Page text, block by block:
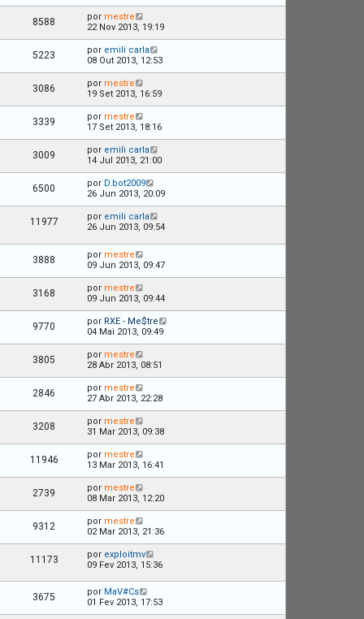
8588 por mestre
22 Nov 2013, 19:19
5223 por emili carla
08 Out 2013, 12:53
3086 por mestre
19 Set 2013, 16:59
3339 por mestre
17 Set 2013, 18:16
3009 por emili carla
14 Jul 2013, 21:00
6500 por D.bot2009
26 Jun 2013, 20:09
11977 por emili carla
26 Jun 2013, 09:54
3888 por mestre
09 Jun 2013, 09:47
3168 por mestre
09 Jun 2013, 09:44
9770 por RXE - Me$tre
04 Mai 2013, 09:49
3805 por mestre
28 Abr 2013, 08:51
2846 por mestre
27 Abr 2013, 22:28
3208 por mestre
31 Mar 2013, 09:38
11946 por mestre
13 Mar 2013, 16:41
2739 por mestre
08 Mar 2013, 12:20
9312 por mestre
02 Mar 2013, 21:36
11173 por exploitmv
09 Fev 2013, 15:36
3675 por MaV#Cs
01 Fev 2013, 17:53